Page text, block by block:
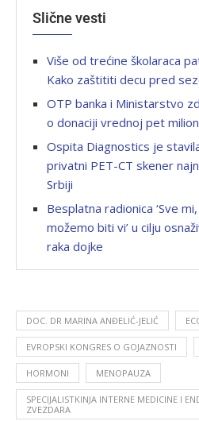
Slične vesti
Više od trećine školaraca
Kako zaštititi decu pred
OTP banka i Ministarstvo
o donaciji vrednoj pet
Ospita Diagnostics je
privatni PET-CT skener
Srbiji
Besplatna radionica ‘Sve
možemo biti vi’ u cilju
raka dojke
DOC. DR MARINA ANĐELIĆ-JELIĆ
EVROPSKI KONGRES O GOJAZNOSTI
HORMONI MENOPAUZA
SPECIJALISTKINJA INTERNE MEDICINE I
ZVEZDARA